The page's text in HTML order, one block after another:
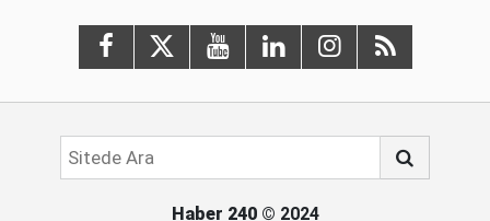
Haber 240© 2024